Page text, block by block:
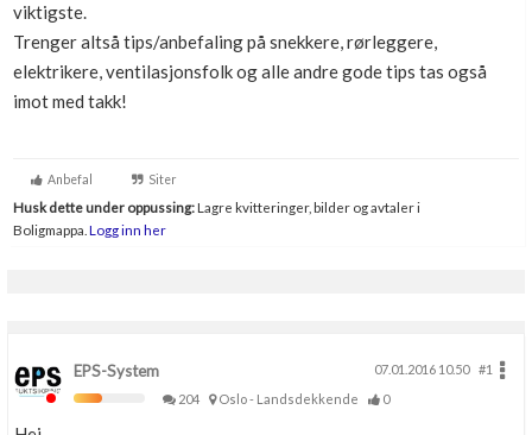
viktigste.
Trenger altså tips/anbefaling på snekkere, rørleggere,
elektrikere, ventilasjonsfolk og alle andre gode tips tas også
imot med takk!
Anbefal Siter
Husk dette under oppussing:Lagre kvitteringer, bilder og avtaler i
Boligmappa. Logg inn her
EPS-System 07.01.2016 10.50
#1
204
Oslo - Landsdekkende 0